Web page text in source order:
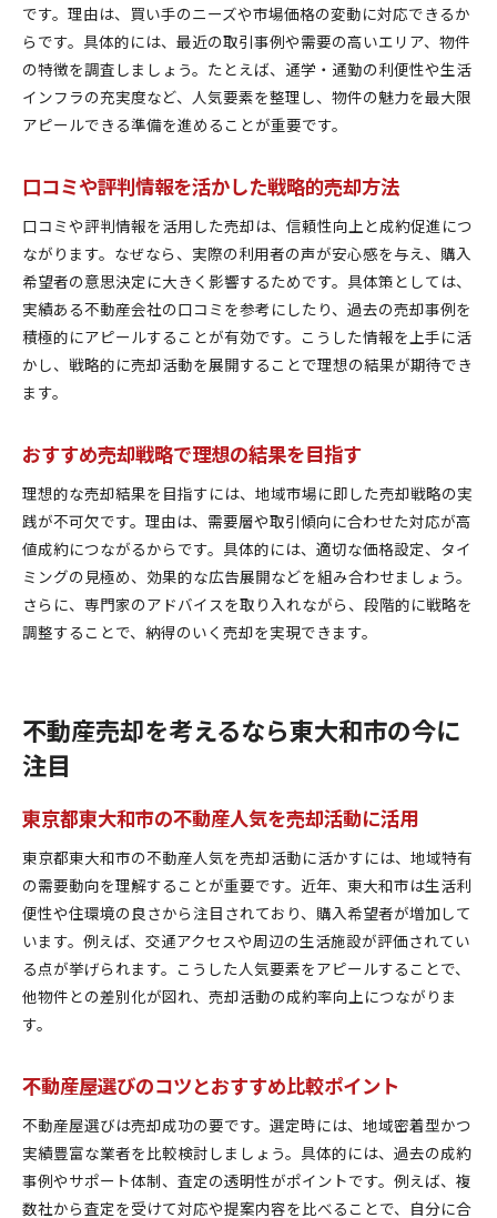
です。理由は、買い手のニーズや市場価格の変動に対応できるか
らです。具体的には、最近の取引事例や需要の高いエリア、物件
の特徴を調査しましょう。たとえば、通学・通勤の利便性や生活
インフラの充実度など、人気要素を整理し、物件の魅力を最大限
アピールできる準備を進めることが重要です。
口コミや評判情報を活かした戦略的売却方法
口コミや評判情報を活用した売却は、信頼性向上と成約促進につ
ながります。なぜなら、実際の利用者の声が安心感を与え、購入
希望者の意思決定に大きく影響するためです。具体策としては、
実績ある不動産会社の口コミを参考にしたり、過去の売却事例を
積極的にアピールすることが有効です。こうした情報を上手に活
かし、戦略的に売却活動を展開することで理想の結果が期待でき
ます。
おすすめ売却戦略で理想の結果を目指す
理想的な売却結果を目指すには、地域市場に即した売却戦略の実
践が不可欠です。理由は、需要層や取引傾向に合わせた対応が高
値成約につながるからです。具体的には、適切な価格設定、タイ
ミングの見極め、効果的な広告展開などを組み合わせましょう。
さらに、専門家のアドバイスを取り入れながら、段階的に戦略を
調整することで、納得のいく売却を実現できます。
不動産売却を考えるなら東大和市の今に
注目
東京都東大和市の不動産人気を売却活動に活用
東京都東大和市の不動産人気を売却活動に活かすには、地域特有
の需要動向を理解することが重要です。近年、東大和市は生活利
便性や住環境の良さから注目されており、購入希望者が増加して
います。例えば、交通アクセスや周辺の生活施設が評価されてい
る点が挙げられます。こうした人気要素をアピールすることで、
他物件との差別化が図れ、売却活動の成約率向上につながりま
す。
不動産屋選びのコツとおすすめ比較ポイント
不動産屋選びは売却成功の要です。選定時には、地域密着型かつ
実績豊富な業者を比較検討しましょう。具体的には、過去の成約
事例やサポート体制、査定の透明性がポイントです。例えば、複
数社から査定を受けて対応や提案内容を比べることで、自分に合